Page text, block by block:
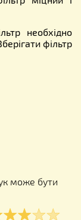
необхідно
фільтр
може бути